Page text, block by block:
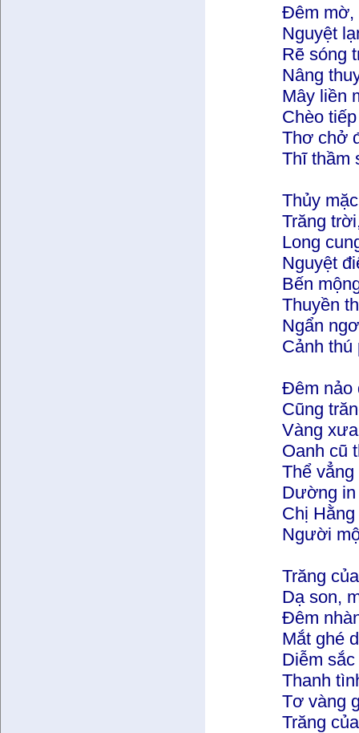
Đêm mờ,
Nguyệt
Rẽ sóng
Nâng
Mây liền
Chèo
Thơ chở
Thĩ thầm
Thủy
Trăng
Long
Nguyệt
Bến
Thuyền
Ngẩn
Cảnh
Đêm nảo
Cũng
Vàng
Oanh cũ
Thể
Dường
Chị
Người
Trăng
Dạ son,
Đêm
Mắt ghé
Diễm
Thanh
Tơ vàng
Trăng